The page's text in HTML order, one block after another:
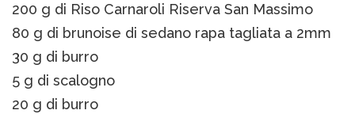
200 g di Riso Carnaroli Riserva San Massimo
80 g di brunoise di sedano rapa tagliata a 2mm
30 g di burro
5 g di scalogno
20 g di burro